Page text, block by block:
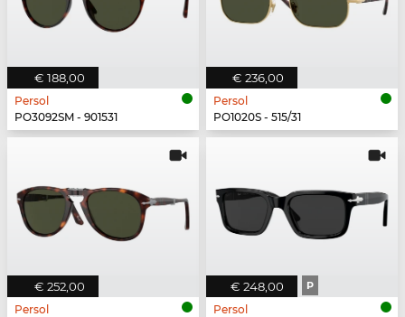
€ 188,00
Persol
PO3092SM - 901531
€ 236,00
Persol
PO1020S - 515/31
€ 252,00
Persol
€ 248,00 P
Persol